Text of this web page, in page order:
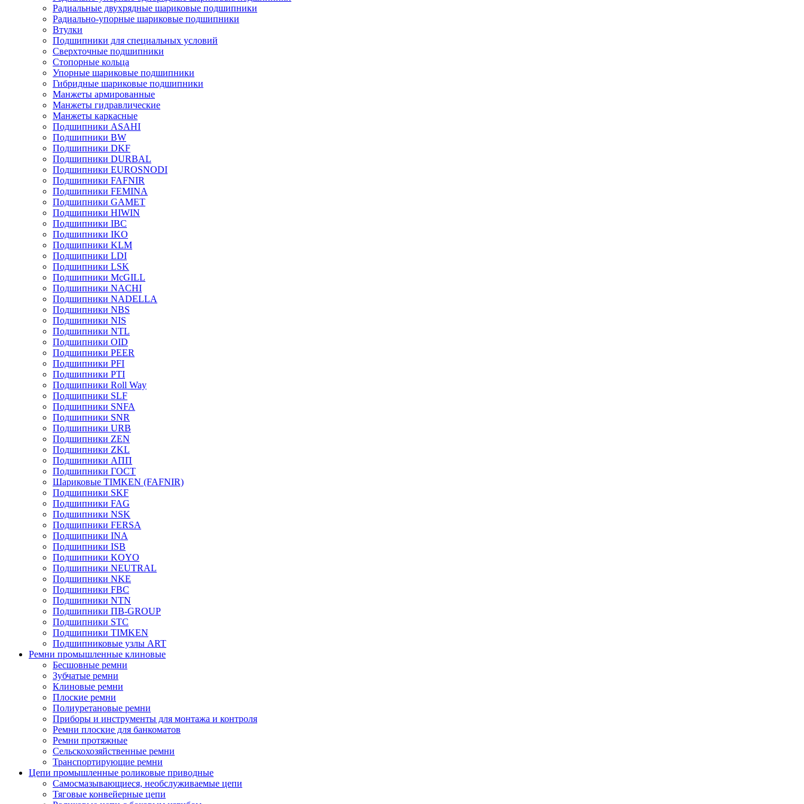
Радиальные двухрядные шариковые подшипники
Радиально-упорные шариковые подшипники
Втулки
Подшипники для специальных условий
Сверхточные подшипники
Стопорные кольца
Упорные шариковые подшипники
Гибридные шариковые подшипники
Манжеты армированные
Манжеты гидравлические
Манжеты каркасные
Подшипники ASAHI
Подшипники BW
Подшипники DKF
Подшипники DURBAL
Подшипники EUROSNODI
Подшипники FAFNIR
Подшипники FEMINA
Подшипники GAMET
Подшипники HIWIN
Подшипники IBC
Подшипники IKO
Подшипники KLM
Подшипники LDI
Подшипники LSK
Подшипники McGILL
Подшипники NACHI
Подшипники NADELLA
Подшипники NBS
Подшипники NIS
Подшипники NTL
Подшипники OID
Подшипники PEER
Подшипники PFI
Подшипники PTI
Подшипники Roll Way
Подшипники SLF
Подшипники SNFA
Подшипники SNR
Подшипники URB
Подшипники ZEN
Подшипники ZKL
Подшипники АПП
Подшипники ГОСТ
Шариковые ТІMKEN (FAFNIR)
Подшипники SKF
Подшипники FAG
Подшипники NSK
Подшипники FERSA
Подшипники INA
Подшипники ISB
Подшипники KOYO
Подшипники NEUTRAL
Подшипники NKE
Подшипники FBC
Подшипники NTN
Подшипники ПВ-GROUP
Подшипники STC
Подшипники TIMKEN
Подшипниковые узлы ART
Ремни промышленные клиновые
Бесшовные ремни
Зубчатые ремни
Клиновые ремни
Плоские ремни
Полиуретановые ремни
Приборы и инструменты для монтажа и контроля
Ремни плоские для банкоматов
Ремни протяжные
Сельскохозяйственные ремни
Транспортирующие ремни
Цепи промышленные роликовые приводные
Самосмазывающиеся, необслуживаемые цепи
Тяговые конвейерные цепи